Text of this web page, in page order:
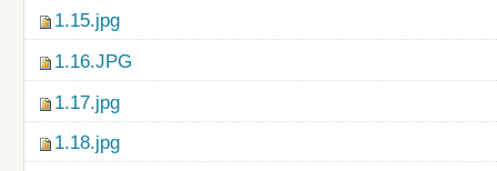
1.15.jpg
1.16.JPG
1.17.jpg
1.18.jpg